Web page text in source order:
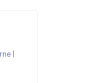
|